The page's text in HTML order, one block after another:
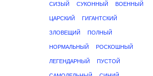
СИЗЫЙ СУКОННЫЙ ВОЕННЫЙ
ЦАРСКИЙ ГИГАНТСКИЙ
ЗЛОВЕЩИЙ ПОЛНЫЙ
НОРМАЛЬНЫЙ РОСКОШНЫЙ
ЛЕГЕНДАРНЫЙ ПУСТОЙ